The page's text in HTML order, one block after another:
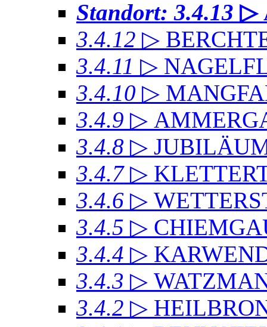
Standort: 3.4.13 ▷
3.4.12 ▷
3.4.11 ▷
3.4.10 ▷
3.4.9 ▷
3.4.8 ▷
3.4.7 ▷
3.4.6 ▷
3.4.5 ▷
3.4.4 ▷
3.4.3 ▷
3.4.2 ▷